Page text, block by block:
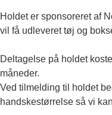
Holdet er sponsoreret af
vil få udleveret tøj og
Deltagelse på holdet
måneder.
Ved tilmelding til holdet
handskestørrelse så vi